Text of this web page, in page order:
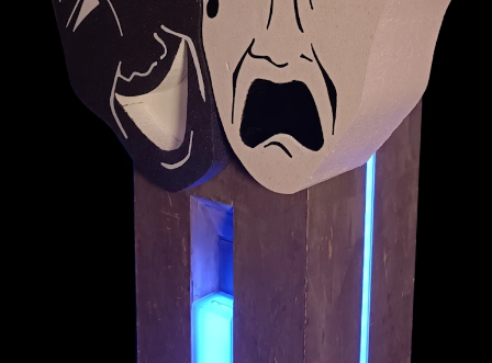
15.10.2022 – 20:00 Uhr
21.10.2022 – 20:00 Uhr
12.11.2022 – 20:00 Uhr
19.11.2022 – 20:00 Uhr
07.01.2023 – 20:00 Uhr
13.01.2023 – 20:00 Uhr